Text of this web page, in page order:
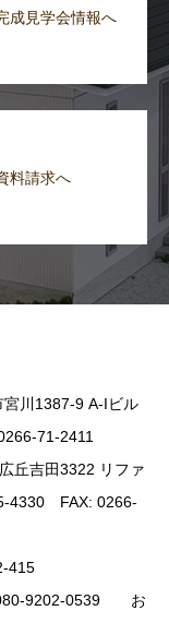
成見学会情報へ
料請求へ
川1387-9 A-Iビル
71-2411
丘吉田3322 リファ
4330 FAX: 0266-
415
080-9202-0539 お